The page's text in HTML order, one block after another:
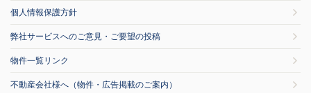
個人情報保護方針
弊社サービスへのご意見・ご要望の投稿
物件一覧リンク
不動産会社様へ（物件・広告掲載のご案内）